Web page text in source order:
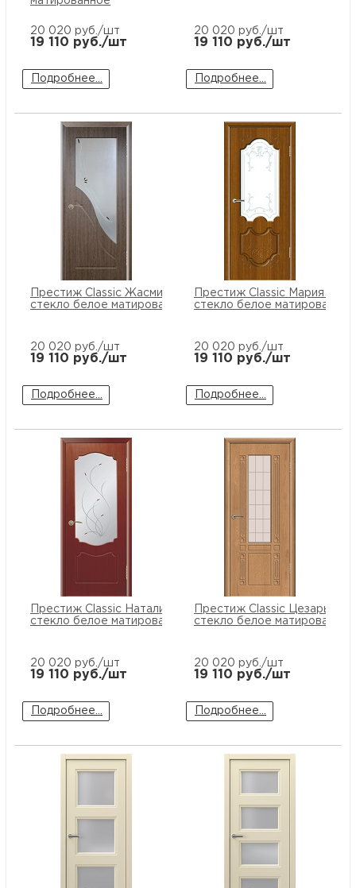
20 020 руб./шт
19 110 руб./шт
Подробнее...
20 020 руб./шт
19 110 руб./шт
Подробнее...
Престиж Classic Жасмин ПО
стекло белое матированное
20 020 руб./шт
19 110 руб./шт
Подробнее...
Престиж Classic Мария ПО
стекло белое матированное
20 020 руб./шт
19 110 руб./шт
Подробнее...
Престиж Classic Натали ПО
стекло белое матированное
20 020 руб./шт
19 110 руб./шт
Подробнее...
Престиж Classic Цезарь ПО
стекло белое матированное
20 020 руб./шт
19 110 руб./шт
Подробнее...